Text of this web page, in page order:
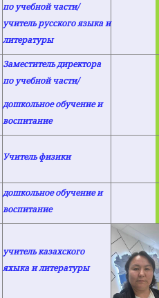
по учебной части/
учитель русского языка и
литературы
Заместитель директора
по учебной части/
дошкольное обучение и
воспитание
Учитель физики
дошкольное обучение и
воспитание
учитель казахского
яхыка и литературы